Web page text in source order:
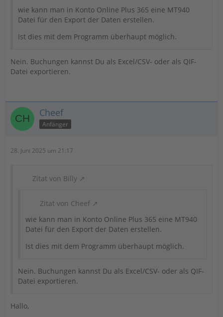
wie kann man in Konto Online Plus 365 eine MT940
Datei für den Export der Daten erstellen.
Ist dies mit dem Programm überhaupt möglich.
Nein. Buchungen kannst Du als Excel/CSV- oder als QIF-
Datei exportieren.
Cheef
Anfänger
28. Juni 2025 um 21:17
Zitat von Billy
Zitat von Cheef
wie kann man in Konto Online Plus 365 eine MT940
Datei für den Export der Daten erstellen.
Ist dies mit dem Programm überhaupt möglich.
Nein. Buchungen kannst Du als Excel/CSV- oder als QIF-
Datei exportieren.
Hallo,